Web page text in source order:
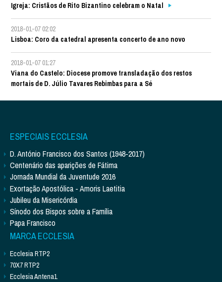
Igreja: Cristãos de Rito Bizantino celebram o Natal
2018-01-07 02:02
Lisboa: Coro da catedral apresenta concerto de ano novo
2018-01-07 01:27
Viana do Castelo: Diocese promove transladação dos restos
mortais de D. Júlio Tavares Rebimbas para a Sé
ESPECIAIS ECCLESIA
D. António Francisco dos Santos (1948-2017)
Centenário das aparições de Fátima
Jornada Mundial da Juventude 2016
Exortação Apostólica - Amoris Laetitia
Jubileu da Misericórdia
Sínodo dos Bispos sobre a Família
Papa Francisco
MARCA ECCLESIA
Ecclesia RTP2
70X7 RTP2
Ecclesia Antena1